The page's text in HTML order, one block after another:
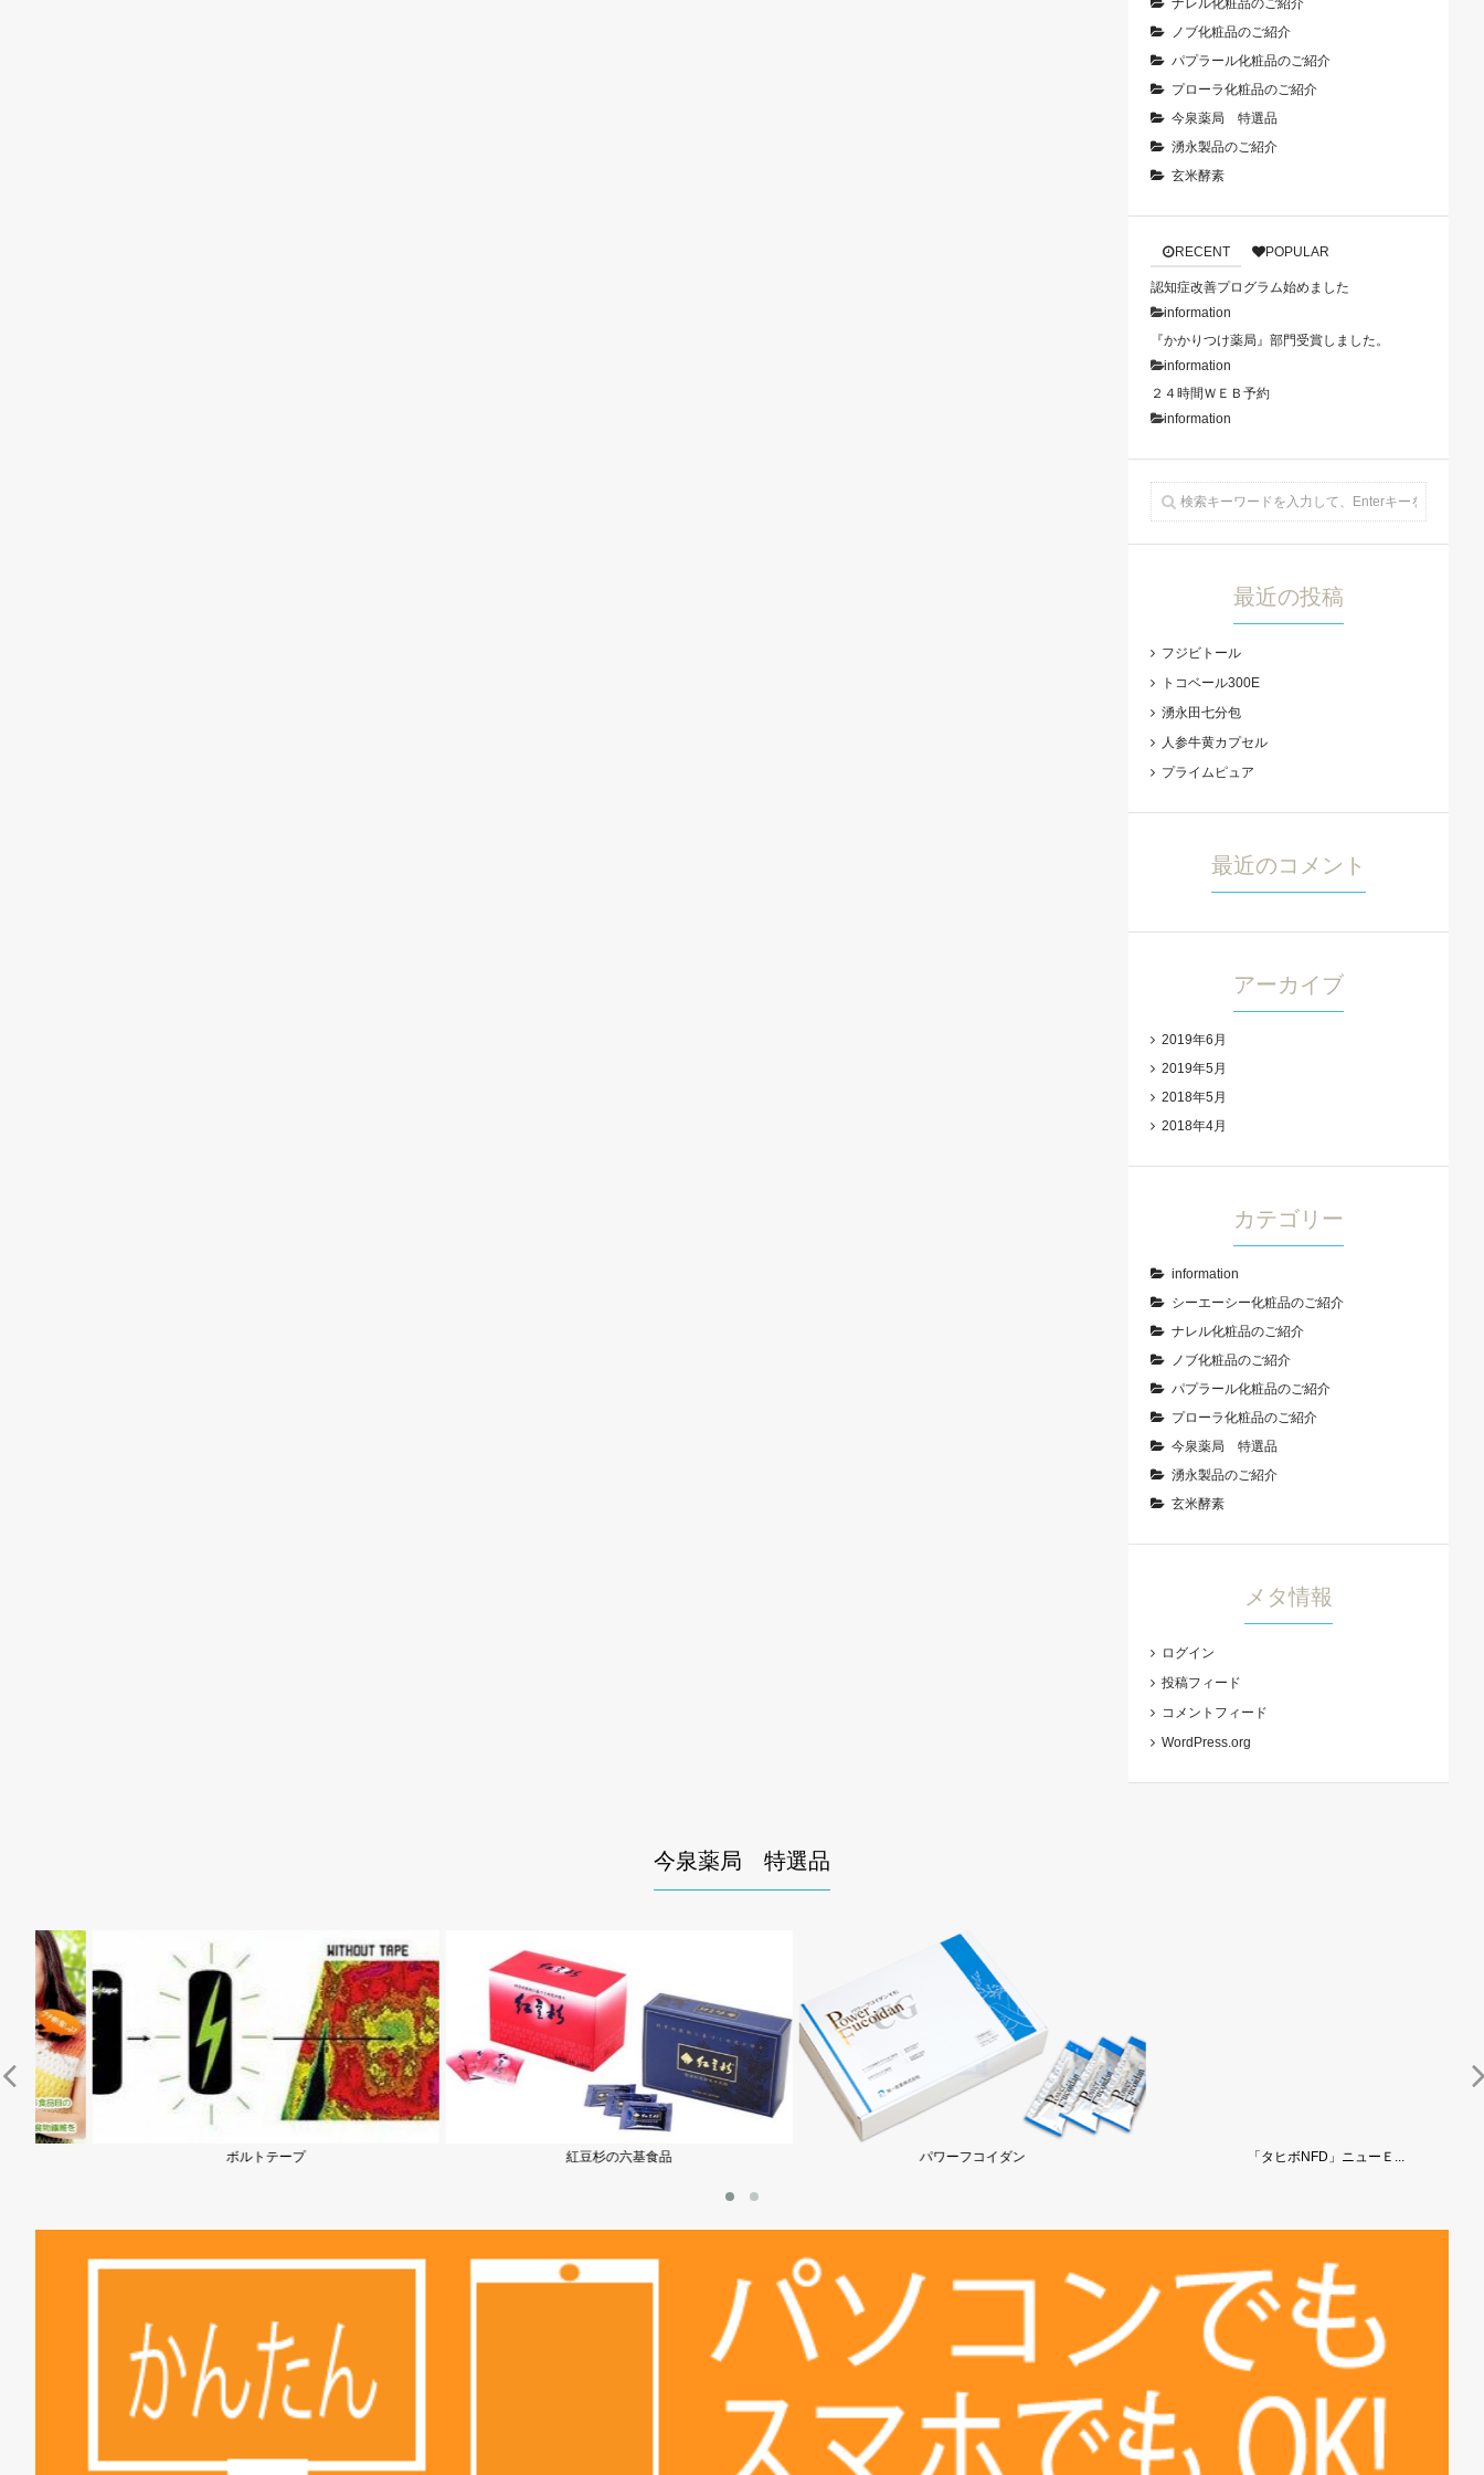
ナレル化粧品のご紹介
ノブ化粧品のご紹介
パプラール化粧品のご紹介
プローラ化粧品のご紹介
今泉薬局 特選品
湧永製品のご紹介
玄米酵素
RECENT POPULAR
認知症改善プログラム始めました
information
『かかりつけ薬局』部門受賞しました。
information
２４時間ＷＥＢ予約
information
最近の投稿
フジビトール
トコベール300E
湧永田七分包
人参牛黄カプセル
プライムピュア
最近のコメント
アーカイブ
2019年6月
2019年5月
2018年5月
2018年4月
カテゴリー
information
シーエーシー化粧品のご紹介
ナレル化粧品のご紹介
ノブ化粧品のご紹介
パプラール化粧品のご紹介
プローラ化粧品のご紹介
今泉薬局 特選品
湧永製品のご紹介
玄米酵素
メタ情報
ログイン
投稿フィード
コメントフィード
WordPress.org
今泉薬局 特選品
ボルトテープ 紅豆杉の六基食品 パワーフコイダン 「タヒボNFD」ニューＥ...